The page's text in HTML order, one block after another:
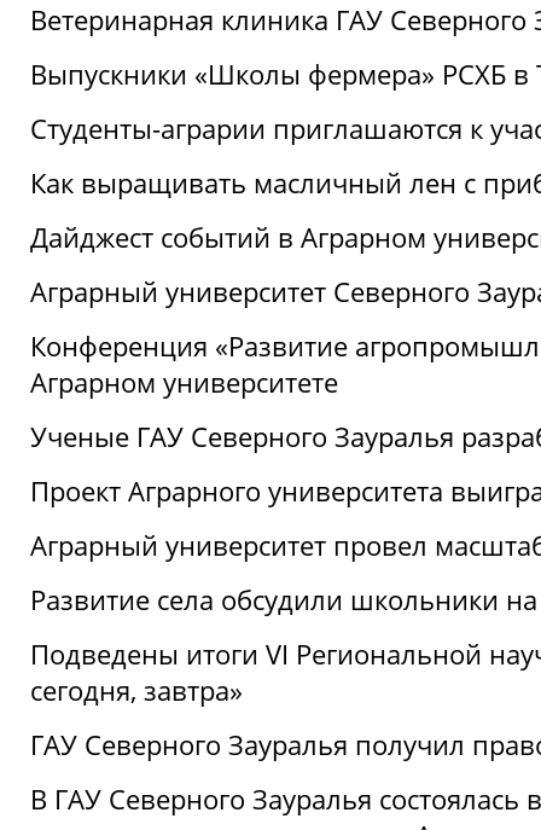
Ветеринарная клиника ГАУ Северного
Выпускники «Школы фермера» РСХБ
Студенты-аграрии приглашаются к
Как выращивать масличный лен с
Дайджест событий в Аграрном
Аграрный университет Северного
Конференция «Развитие
Аграрном университете
Ученые ГАУ Северного Зауралья
Проект Аграрного университета
Аграрный университет провел
Развитие села обсудили школьники
Подведены итоги VI Региональной
сегодня, завтра»
ГАУ Северного Зауралья получил
В ГАУ Северного Зауралья состоялась